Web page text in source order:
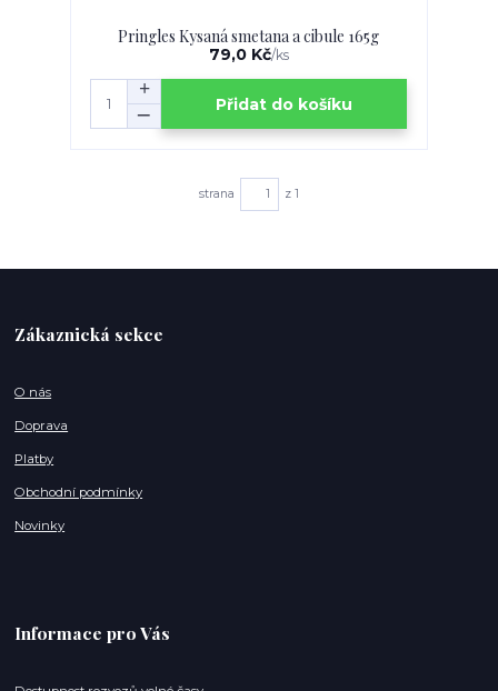
Pringles Kysaná smetana a cibule 165g
79,0 Kč/ks
Přidat do košíku
strana z 1
Zákaznická sekce
O nás
Doprava
Platby
Obchodní podmínky
Novinky
Informace pro Vás